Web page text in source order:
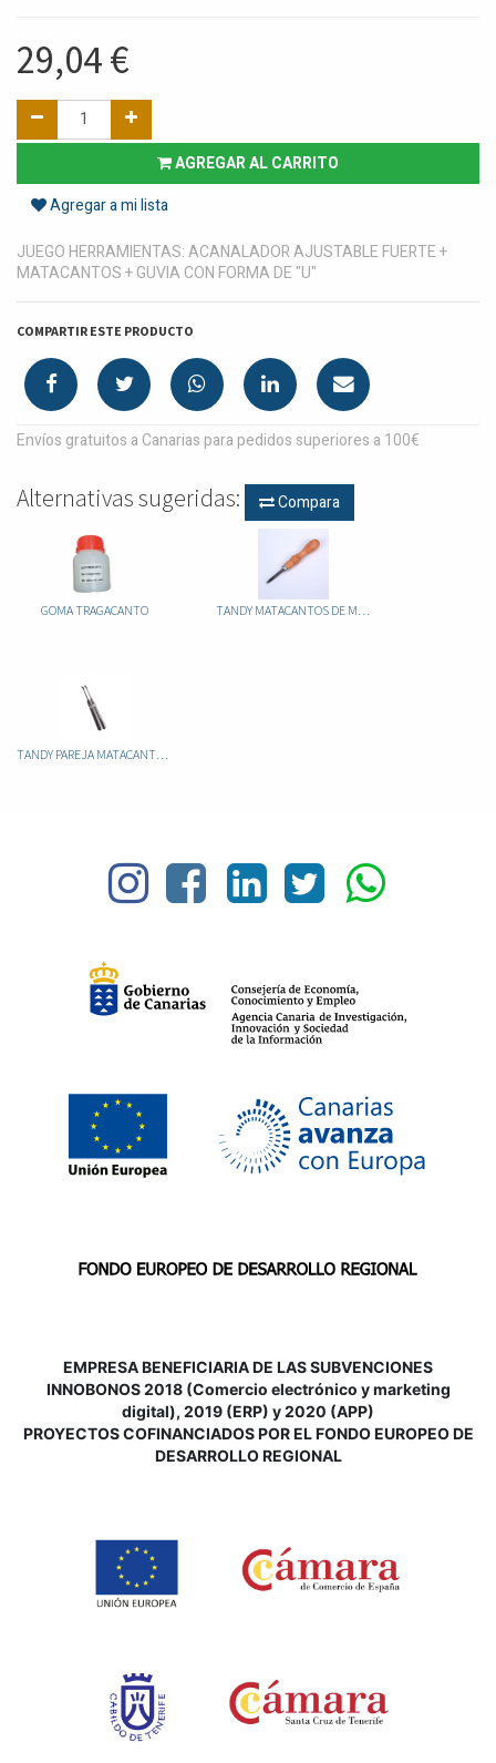
29,04€
AGREGAR AL CARRITO
Agregar a mi lista
JUEGO HERRAMIENTAS: ACANALADOR AJUSTABLE FUERTE +
MATACANTOS + GUVIA CON FORMA DE "U"
COMPARTIR ESTE PRODUCTO
Envíos gratuitos a Canarias para pedidos superiores a 100€
Alternativas sugeridas: Compara
GOMA TRAGACANTO
EMPRESA BENEFICIARIA DE LAS SUBVENCIONES
INNOBONOS 2018 (Comercio electrónico y marketing
digital), 2019 (ERP) y 2020 (APP)
PROYECTOS COFINANCIADOS POR EL FONDO EUROPEO DE
DESARROLLO REGIONAL